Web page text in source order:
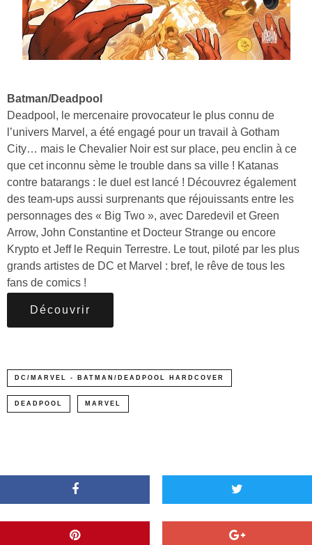
Batman/Deadpool
Deadpool, le mercenaire provocateur le plus connu de
l’univers Marvel, a été engagé pour un travail à Gotham
City… mais le Chevalier Noir est sur place, peu enclin à ce
que cet inconnu sème le trouble dans sa ville ! Katanas
contre batarangs : le duel est lancé ! Découvrez également
des team-ups aussi surprenants que réjouissants entre les
personnages des « Big Two », avec Daredevil et Green
Arrow, John Constantine et Docteur Strange ou encore
Krypto et Jeff le Requin Terrestre. Le tout, piloté par les plus
grands artistes de DC et Marvel : bref, le rêve de tous les
fans de comics !
Découvrir
DC/MARVEL - BATMAN/DEADPOOL HARDCOVER
DEADPOOL MARVEL